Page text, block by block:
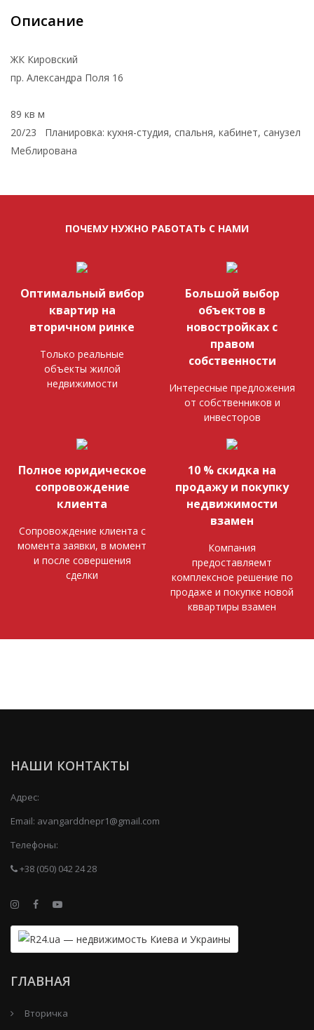
Описание
ЖК Кировский
пр. Александра Поля 16
89 кв м
20/23 Планировка: кухня-студия, спальня, кабинет, санузел
Меблирована
ПОЧЕМУ НУЖНО РАБОТАТЬ С НАМИ
Оптимальный вибор
квартир на
вторичном ринке
Только реальные
объекты жилой
недвижимости
Большой выбор
объектов в
новостройках с
правом
собственности
Интересные предложения
от собственников и
инвесторов
Полное юридическое
сопровождение
клиента
Сопровождение клиента с
момента заявки, в момент
и после совершения
сделки
10 % скидка на
продажу и покупку
недвижимости
взамен
Компания
предоставляемт
комплексное решение по
продаже и покупке новой
кввартиры взамен
НАШИ КОНТАКТЫ
Адрес:
Email: avangarddnepr1@gmail.com
Телефоны:
+38 (050) 042 24 28
ГЛАВНАЯ
Вторичка